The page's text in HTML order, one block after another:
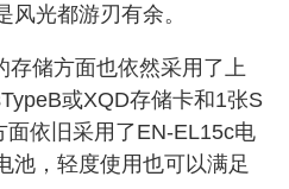
光都游刃有余。
储方面也依然采用了上
或XQD存储卡和1张S
依旧采用了EN-EL15c电
池，轻度使用也可以满足